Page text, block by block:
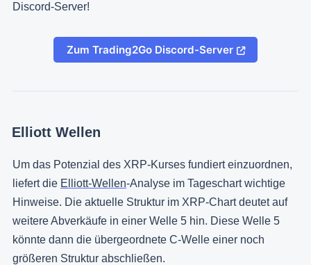
Discord-Server!
Zum Trading2Go Discord-Server
Elliott Wellen
Um das Potenzial des XRP-Kurses fundiert einzuordnen,
liefert die Elliott-Wellen-Analyse im Tageschart wichtige
Hinweise. Die aktuelle Struktur im XRP-Chart deutet auf
weitere Abverkäufe in einer Welle 5 hin. Diese Welle 5
könnte dann die übergeordnete C-Welle einer noch
größeren Struktur abschließen.